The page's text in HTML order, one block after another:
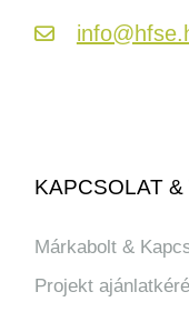
KAPCSOLAT
Márkabolt &
Projekt